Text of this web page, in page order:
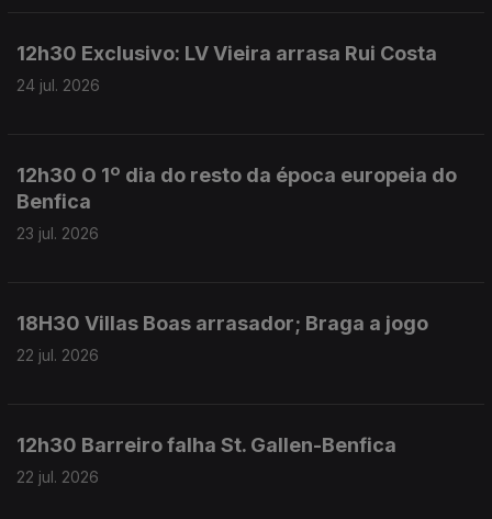
12h30 Exclusivo: LV Vieira arrasa Rui Costa
24 jul. 2026
12h30 O 1º dia do resto da época europeia do
Benfica
23 jul. 2026
18H30 Villas Boas arrasador; Braga a jogo
22 jul. 2026
12h30 Barreiro falha St. Gallen-Benfica
22 jul. 2026